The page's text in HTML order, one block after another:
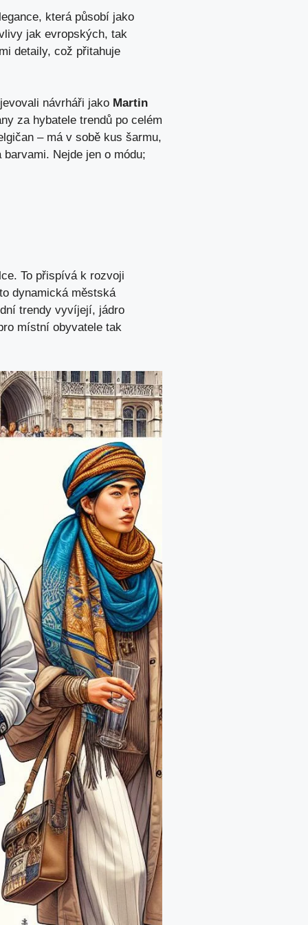
která působí jako
jak evropských, tak
detaily, což přitahuje
návrháři jako Martin
za hybatele trendů po celém
– má v sobě kus šarmu,
Nejde jen o módu;
To přispívá k rozvoji
dynamická městská
trendy vyvíjejí, jádro
místní obyvatele tak